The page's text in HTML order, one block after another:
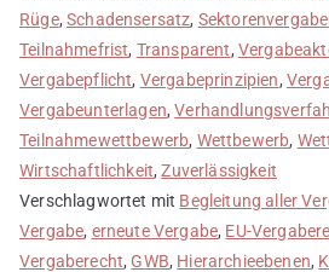
Rüge,Schadensersatz,
Teilnahmefrist, Transparent,
Vergabepflicht, Vergabeprinzipien,
Vergabeunterlagen,
Teilnahmewettbewerb, Wettbewerb,
Wirtschaftlichkeit,Zuverlässigkeit
Verschlagwortet mit Begleitung aller
Vergabe, erneute Vergabe, EU-
Vergaberecht, GWB, Hierarchieebenen,